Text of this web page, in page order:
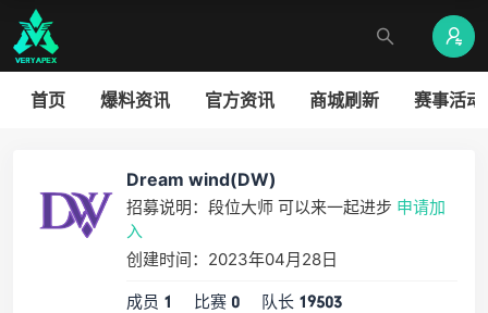
首页 爆料资讯 官方资讯 商城刷新 赛事活动
Dream wind(DW)
招募说明：段位大师 可以来一起进步 申请加
入
创建时间：2023年04月28日
成员 1 比赛 0 队长 19503